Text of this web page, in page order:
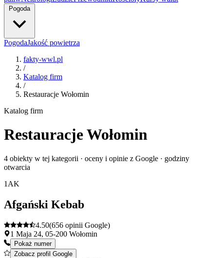
Pogoda
PogodaJakość powietrza
fakty-wwl.pl
/
Katalog firm
/
Restauracje Wołomin
Katalog firm
Restauracje Wołomin
4 obiekty w tej kategorii · oceny i opinie z Google · godziny
otwarcia
1 AK
Afgański Kebab
4.50(656 opinii Google)
1 Maja 24, 05-200 Wołomin
Pokaż numer
Zobacz profil Google